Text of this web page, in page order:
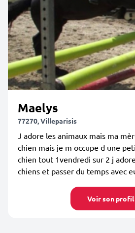
Maelys
77270, Villeparisis
J adore les animaux mais ma
chien mais je m occupe d une
chien tout 1vendredi sur 2 j
chiens et passer du temps avec
Voir son profil